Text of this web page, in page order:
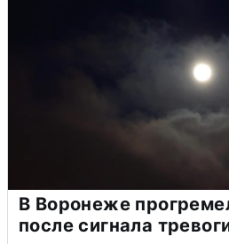
В Воронеже
после сигнала